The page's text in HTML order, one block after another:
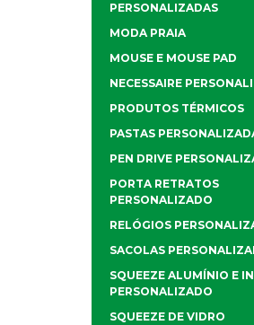
PERSONALIZADAS
MODA PRAIA
MOUSE E MOUSE PAD
NECESSAIRE
PRODUTOS TÉRMICOS
PASTAS
PEN DRIVE
PORTA RETRATOS
PERSONALIZADO
RELÓGIOS
SACOLAS
SQUEEZE ALUMÍNIO E
PERSONALIZADO
SQUEEZE DE VIDRO